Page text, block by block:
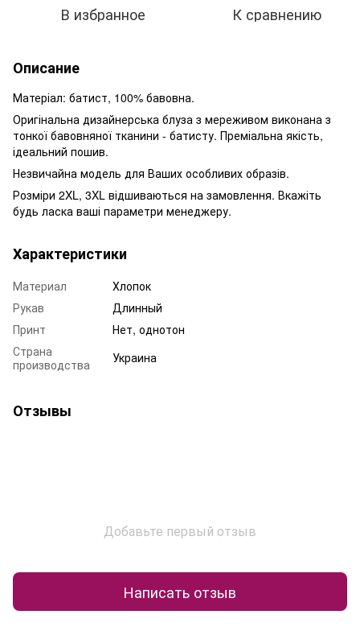
В избранное К сравнению
Описание
Матеріал: батист, 100% бавовна.
Оригінальна дизайнерська блуза з мереживом виконана з
тонкої бавовняної тканини - батисту. Преміальна якість,
ідеальний пошив.
Незвичайна модель для Ваших особливих образів.
Розміри 2XL, 3XL відшиваються на замовлення. Вкажіть
будь ласка ваші параметри менеджеру.
Характеристики
Материал
Хлопок
Рукав
Длинный
Принт
Нет, однотон
Страна
производства
Украина
Отзывы
Добавьте первый отзыв
Написать отзыв